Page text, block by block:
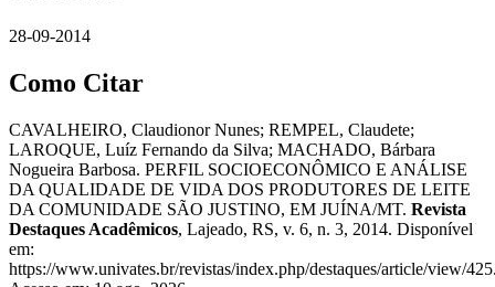
28-09-2014
Como Citar
CAVALHEIRO, Claudionor Nunes; REMPEL, Claudete;
LAROQUE, Luíz Fernando da Silva; MACHADO, Bárbara
Nogueira Barbosa. PERFIL SOCIOECONÔMICO E ANÁLISE
DA QUALIDADE DE VIDA DOS PRODUTORES DE LEITE
DA COMUNIDADE SÃO JUSTINO, EM JUÍNA/MT. Revista
Destaques Acadêmicos, Lajeado, RS, v. 6, n. 3, 2014. Disponível
em:
https://www.univates.br/revistas/index.php/destaques/article/view/